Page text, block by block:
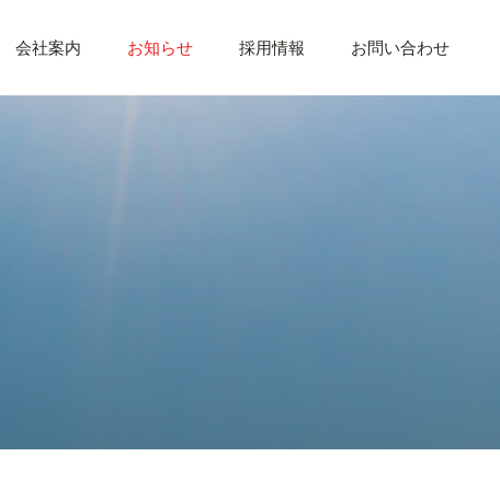
会社案内 お知らせ 採用情報 お問い合わせ